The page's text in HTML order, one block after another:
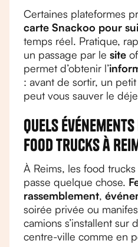
Certaines plateformes
carte Snackoo pour
temps réel. Pratique,
un passage par le site
permet d’obtenir l’
: avant de sortir, un
peut vous sauver le
Quels
food trucks à
À Reims, les food
passe quelque chose.
rassemblement,
soirée privée ou
camions s’installent sur
centre-ville comme en